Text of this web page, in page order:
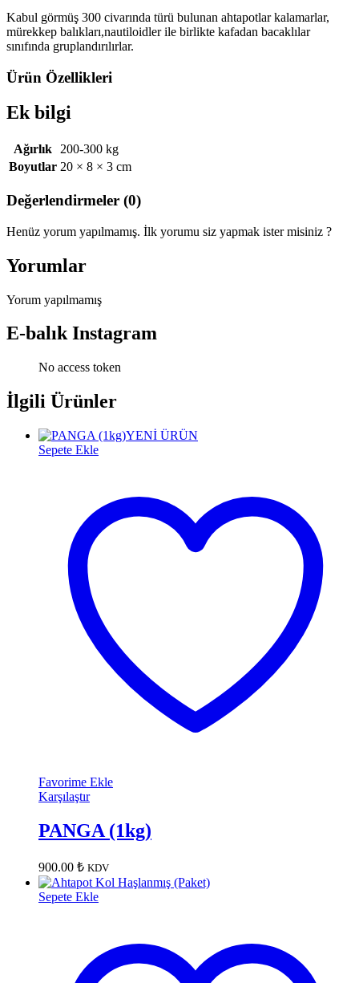
Kabul görmüş 300 civarında türü bulunan ahtapotlar kalamarlar,
mürekkep balıkları,nautiloidler ile birlikte kafadan bacaklılar
sınıfında gruplandırılırlar.
Ürün Özellikleri
Ek bilgi
Ağırlık
200-300 kg
Boyutlar 20 × 8 × 3 cm
Değerlendirmeler (0)
Henüz yorum yapılmamış. İlk yorumu siz yapmak ister misiniz ?
Yorumlar
Yorum yapılmamış
E-balık Instagram
No access token
İlgili Ürünler
YENİ ÜRÜN
Sepete Ekle
Favorime Ekle
Karşılaştır
PANGA (1kg)
900.00 ₺ KDV
Sepete Ekle